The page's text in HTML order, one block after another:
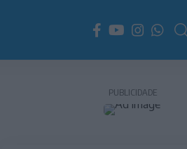
PUBLICIDADE